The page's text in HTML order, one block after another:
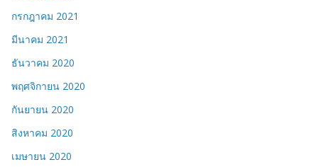
กรกฎาคม 2021
มีนาคม 2021
ธันวาคม 2020
พฤศจิกายน 2020
กันยายน 2020
สิงหาคม 2020
เมษายน 2020